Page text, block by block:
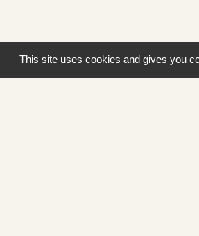
This site uses cookies and gives you